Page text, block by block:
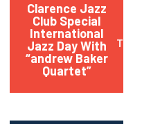
Clarence Jazz
Club Special
International
Jazz Day With
“andrew Baker
Quartet”